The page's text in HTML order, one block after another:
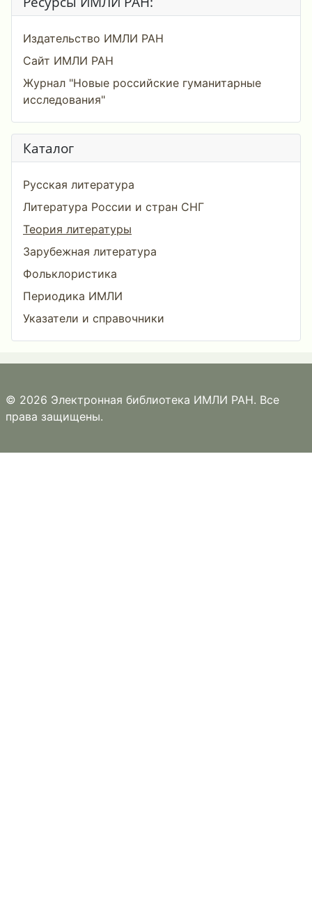
Издательство ИМЛИ РАН
Сайт ИМЛИ РАН
Журнал "Новые российские гуманитарные
исследования"
Каталог
Русская литература
Литература России и стран СНГ
Теория литературы
Зарубежная литература
Фольклористика
Периодика ИМЛИ
Указатели и справочники
© 2026 Электронная библиотека ИМЛИ РАН. Все
права защищены.